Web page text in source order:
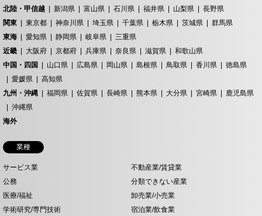
北陸・甲信越
新潟県 富山県 石川県 福井県 山梨県
長野県
関東
東京都 神奈川県 埼玉県 千葉県 栃木県 茨城県
群馬県
東海
愛知県 静岡県 岐阜県
三重県
近畿
大阪府 京都府 兵庫県 奈良県 滋賀県
和歌山県
中国・四国
山口県 広島県 岡山県 島根県 鳥取県 香川県
徳島県
愛媛県
高知県
九州・沖縄
福岡県 佐賀県 長崎県 熊本県 大分県 宮崎県
鹿児島県
沖縄県
海外
業種
サービス業
不動産業/賃貸業
公務
分類できない産業
医療/福祉
卸売業/小売業
学術研究/専門技術
宿泊業/飲食業